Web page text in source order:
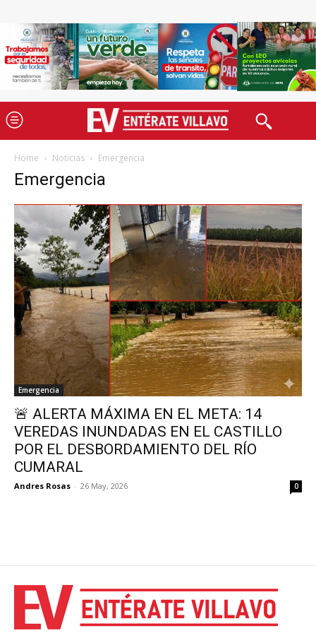
Home Noticias Emergencia
Emergencia
Emergencia
🚨 ALERTA MÁXIMA EN EL META: 14
VEREDAS INUNDADAS EN EL CASTILLO
POR EL DESBORDAMIENTO DEL RÍO
CUMARAL
Andres Rosas - 26 May, 2026 0